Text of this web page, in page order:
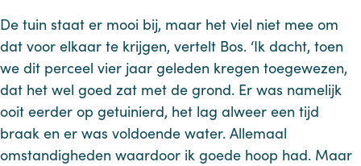
De tuin staat er mooi bij, maar het viel niet mee om
dat voor elkaar te krijgen, vertelt Bos. ‘Ik dacht, toen
we dit perceel vier jaar geleden kregen toegewezen,
dat het wel goed zat met de grond. Er was namelijk
ooit eerder op getuinierd, het lag alweer een tijd
braak en er was voldoende water. Allemaal
omstandigheden waardoor ik goede hoop had. Maar